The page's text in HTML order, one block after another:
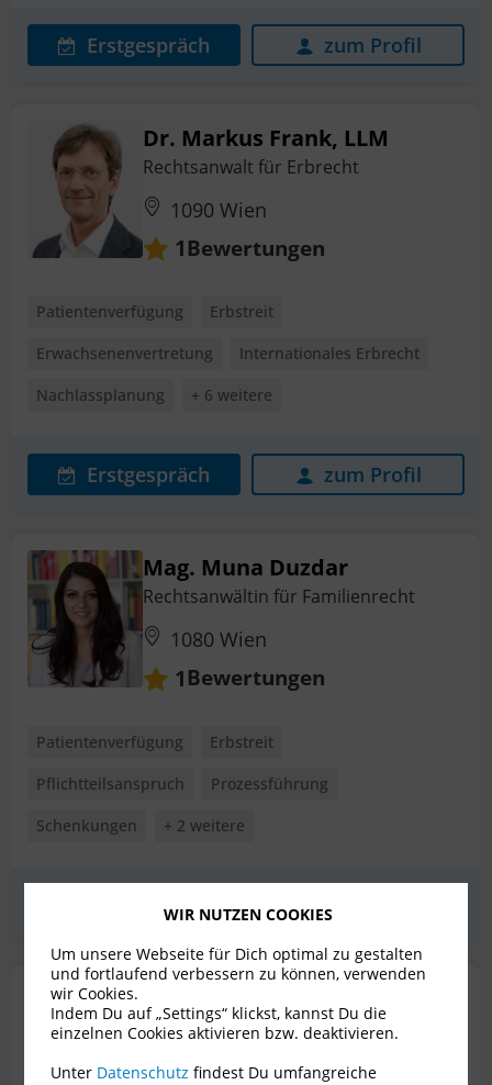
Erstgespräch zum Profil
Dr. Markus Frank, LLM
Rechtsanwalt für Erbrecht
1090 Wien
1Bewertungen
Patientenverfügung
Erbstreit
Erwachsenenvertretung
Internationales Erbrecht
Nachlassplanung
+ 6 weitere
Erstgespräch zum Profil
Mag. Muna Duzdar
Rechtsanwältin für Familienrecht
1080 Wien
1Bewertungen
Patientenverfügung
Erbstreit
Pflichtteilsanspruch
Prozessführung
Schenkungen
+ 2 weitere
Erstgespräch zum Profil
Rechtsanwältin für Erbrecht
1060 Wien
WIR NUTZEN COOKIES
Um unsere Webseite für Dich optimal zu gestalten
und fortlaufend verbessern zu können, verwenden
wir Cookies.
Indem Du auf „Settings“ klickst, kannst Du die
einzelnen Cookies aktivieren bzw. deaktivieren.
Unter Datenschutz findest Du umfangreiche